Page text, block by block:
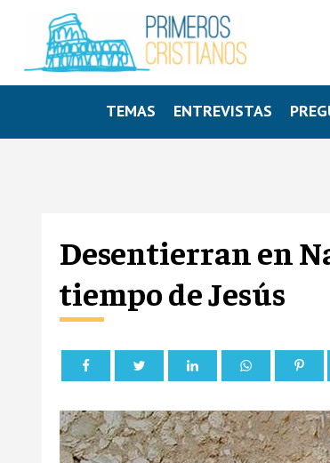
TEMAS ENTREVISTAS
Desentierran en
tiempo de Jesús